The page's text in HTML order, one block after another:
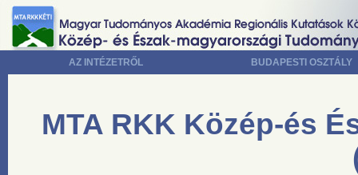
AZ INTÉZETRŐL BUDAPESTI OSZTÁLY
MTA RKK Közép-és